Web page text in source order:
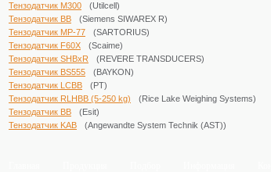
Тензодатчик M300
(Utilcell)
Тензодатчик BB
(Siemens SIWAREX R)
Тензодатчик MP-77
(SARTORIUS)
Тензодатчик F60X
(Scaime)
Тензодатчик SHBxR
(REVERE TRANSDUCERS)
Тензодатчик BS555
(BAYKON)
Тензодатчик LCBB
(PT)
Тензодатчик RLHBB (5-250 kg)
(Rice Lake ​Weighing Systems)
Тензодатчик BB
(Esit)
Тензодатчик KAB
(Angewandte System Technik (AST))